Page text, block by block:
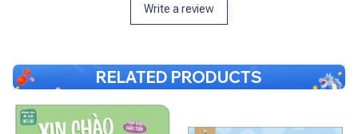
Write a review
RELATED PRODUCTS